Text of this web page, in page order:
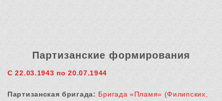
Партизанские формирования
С 22.03.1943 по 20.07.1944
Партизанская бригада: Бригада «Пламя» (Филипских,